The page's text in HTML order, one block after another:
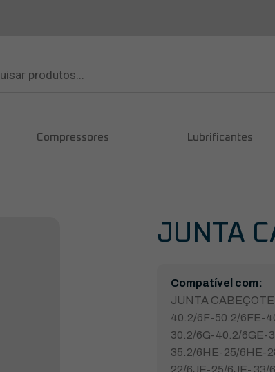
Compressores Lubrificantes
JUNTA
Compatível com:
JUNTA CABEÇOTE
40.2/6F-50.2/6FE-
30.2/6G-40.2/6GE-
35.2/6HE-25/6HE-
22/6JE-25/6JE- 33/